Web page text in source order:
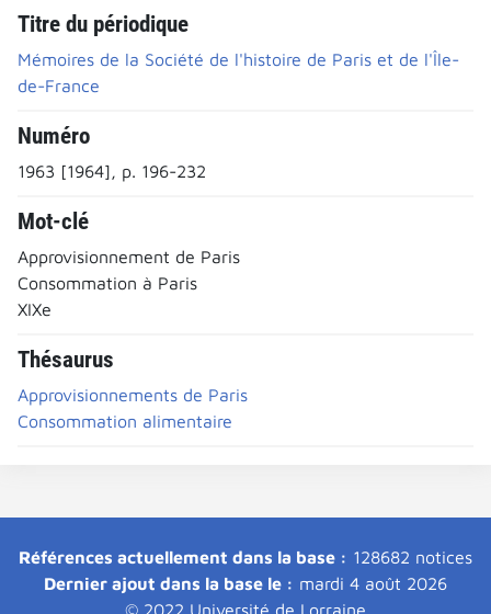
Titre du périodique
Mémoires de la Société de l'histoire de Paris et de l'Île-
de-France
Numéro
1963 [1964], p. 196-232
Mot-clé
Approvisionnement de Paris
Consommation à Paris
XIXe
Thésaurus
Approvisionnements de Paris
Consommation alimentaire
Références actuellement dans la base : 128682 notices
Dernier ajout dans la base le : mardi 4 août 2026
© 2022 Université de Lorraine